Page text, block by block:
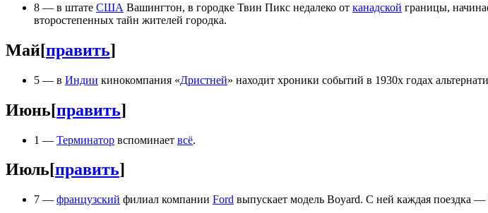
8 — в штате США Вашингтон, в городке Твин Пикс недалеко от канадской границы,
второстепенных тайн жителей городка.
Май[править]
5 — в Индии кинокомпания «Дристней» находит хроники событий в 1930х годах
Июнь[править]
1 — Терминатор вспоминает всё.
Июль[править]
7 — французский филиал компании Ford выпускает модель Boyard. С ней каждая поездка